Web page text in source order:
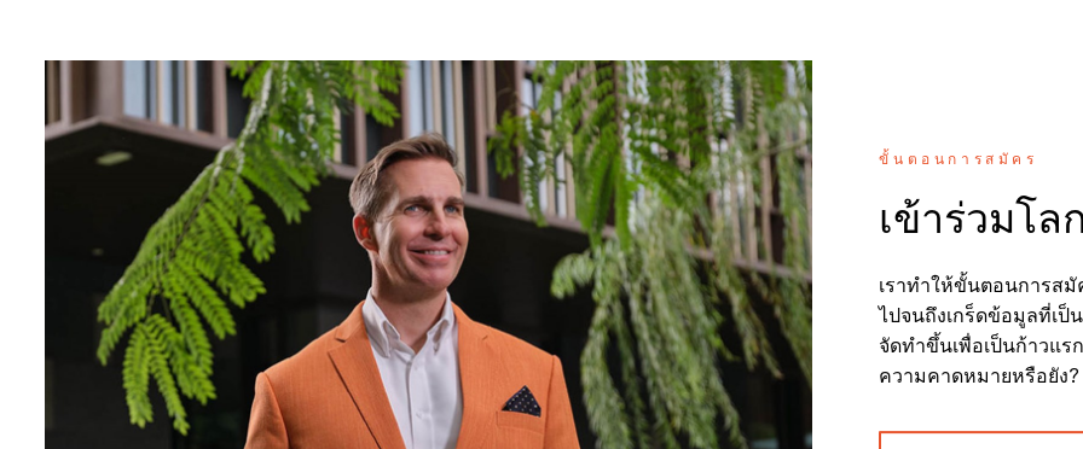
ขั้นตอนการสมัคร
เข้าร่วมโล
เราทำให้ขั้นตอนการสมั
ไปจนถึงเกร็ดข้อมูลที่เ
จัดทำขึ้นเพื่อเป็นก้าวแ
ความคาดหมายหรือยัง?